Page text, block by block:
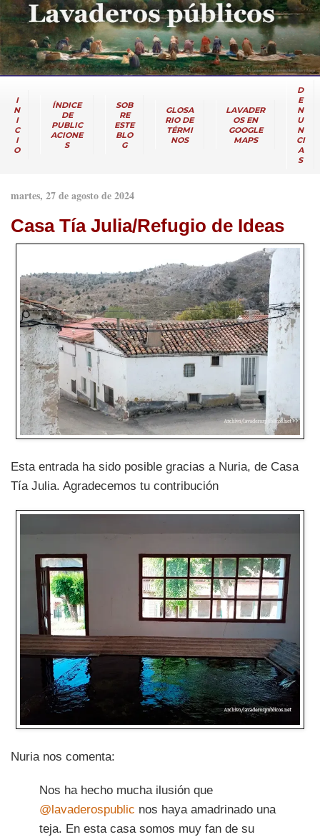
I
N
I
C
I
O
ÍNDICE
DE
PUBLIC
ACIONE
S
SOB
RE
ESTE
BLO
G
GLOSA
RIO DE
TÉRMI
NOS
LAVADER
OS EN
GOOGLE
MAPS
D
E
N
U
N
CI
A
S
martes, 27 de agosto de 2024
Casa Tía Julia/Refugio de Ideas
Esta entrada ha sido posible gracias a Nuria, de Casa
Tía Julia. Agradecemos tu contribución
Nuria nos comenta:
Nos ha hecho mucha ilusión que
@lavaderospublic nos haya amadrinado una
teja. En esta casa somos muy fan de su